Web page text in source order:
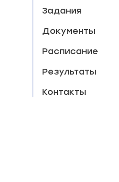
Задания
Документы
Расписание
Результаты
Контакты